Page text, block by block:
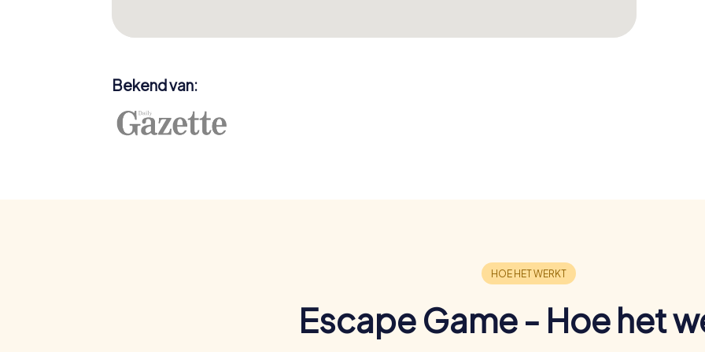
Bekend van:
Escape Game - Hoe het